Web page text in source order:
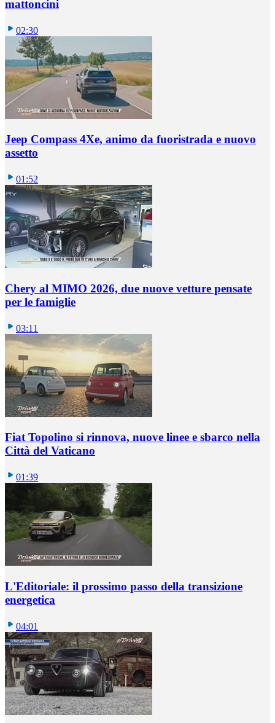
mattoncini
02:30
Jeep Compass 4Xe, animo da fuoristrada e nuovo
assetto
01:52
Chery al MIMO 2026, due nuove vetture pensate
per le famiglie
03:11
Fiat Topolino si rinnova, nuove linee e sbarco nella
Città del Vaticano
01:39
L'Editoriale: il prossimo passo della transizione
energetica
04:01